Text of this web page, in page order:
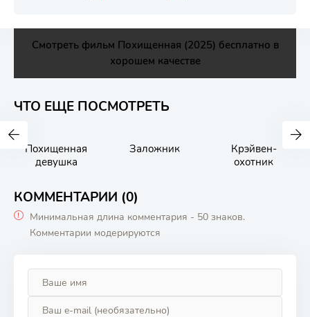
Смотреть фильм Похищенная (2025) бесплатно в
хорошем качестве
ЧТО ЕЩЕ ПОСМОТРЕТЬ
Похищенная
девушка
Заложник
Крэйвен-
охотник
КОММЕНТАРИИ (0)
Минимальная длина комментария - 50 знаков.
Комментарии модерируются